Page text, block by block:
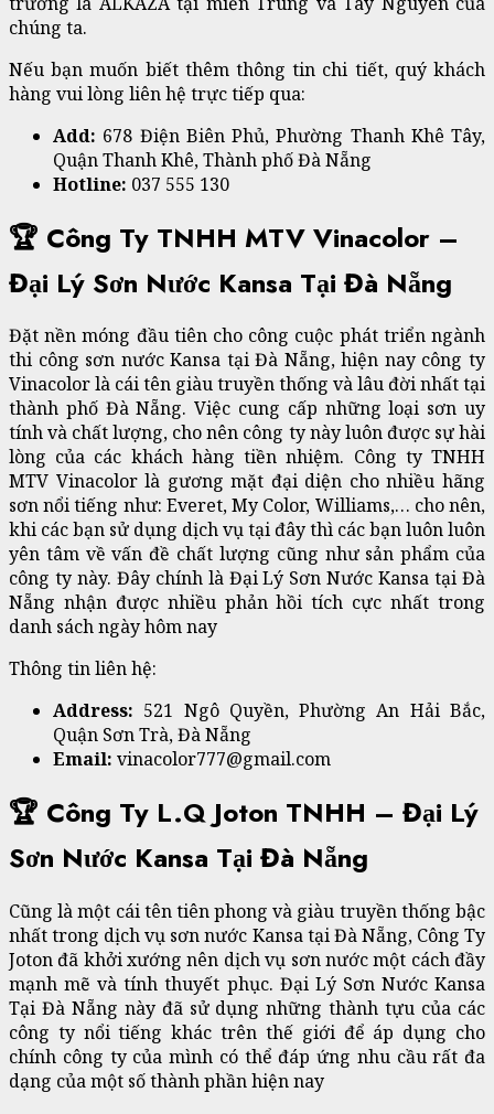
chúng ta.
Nếu bạn muốn biết thêm thông tin chi tiết, quý khách
hàng vui lòng liên hệ trực tiếp qua:
Add: 678 Điện Biên Phủ, Phường Thanh Khê Tây,
Quận Thanh Khê, Thành phố Đà Nẵng
Hotline: 037 555 130
🏆 Công Ty TNHH MTV Vinacolor –
Đại Lý Sơn Nước Kansa Tại Đà Nẵng
Đặt nền móng đầu tiên cho công cuộc phát triển ngành
thi công sơn nước Kansa tại Đà Nẵng, hiện nay công ty
Vinacolor là cái tên giàu truyền thống và lâu đời nhất tại
thành phố Đà Nẵng. Việc cung cấp những loại sơn uy
tính và chất lượng, cho nên công ty này luôn được sự hài
lòng của các khách hàng tiền nhiệm. Công ty TNHH
MTV Vinacolor là gương mặt đại diện cho nhiều hãng
sơn nổi tiếng như: Everet, My Color, Williams,… cho nên,
khi các bạn sử dụng dịch vụ tại đây thì các bạn luôn luôn
yên tâm về vấn đề chất lượng cũng như sản phẩm của
công ty này. Đây chính là Đại Lý Sơn Nước Kansa tại Đà
Nẵng nhận được nhiều phản hồi tích cực nhất trong
danh sách ngày hôm nay
Thông tin liên hệ:
Address: 521 Ngô Quyền, Phường An Hải Bắc,
Quận Sơn Trà, Đà Nẵng
Email: vinacolor777@gmail.com
🏆 Công Ty L.Q Joton TNHH – Đại Lý
Sơn Nước Kansa Tại Đà Nẵng
Cũng là một cái tên tiên phong và giàu truyền thống bậc
nhất trong dịch vụ sơn nước Kansa tại Đà Nẵng, Công Ty
Joton đã khởi xướng nên dịch vụ sơn nước một cách đầy
mạnh mẽ và tính thuyết phục. Đại Lý Sơn Nước Kansa
Tại Đà Nẵng này đã sử dụng những thành tựu của các
công ty nổi tiếng khác trên thế giới để áp dụng cho
chính công ty của mình có thể đáp ứng nhu cầu rất đa
dạng của một số thành phần hiện nay